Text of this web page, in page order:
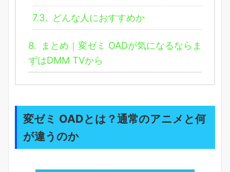
7.3. どんな人におすすめか
8.
まとめ｜変ゼミ OADが気になるならま
ずはDMM TVから
変ゼミ OADとは？通常のアニメと何
が違うのか